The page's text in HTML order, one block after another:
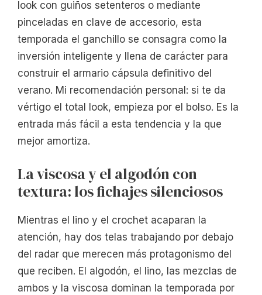
look con guiños setenteros o mediante
pinceladas en clave de accesorio, esta
temporada el ganchillo se consagra como la
inversión inteligente y llena de carácter para
construir el armario cápsula definitivo del
verano. Mi recomendación personal: si te da
vértigo el total look, empieza por el bolso. Es la
entrada más fácil a esta tendencia y la que
mejor amortiza.
La viscosa y el algodón con
textura: los fichajes silenciosos
Mientras el lino y el crochet acaparan la
atención, hay dos telas trabajando por debajo
del radar que merecen más protagonismo del
que reciben. El algodón, el lino, las mezclas de
ambos y la viscosa dominan la temporada por